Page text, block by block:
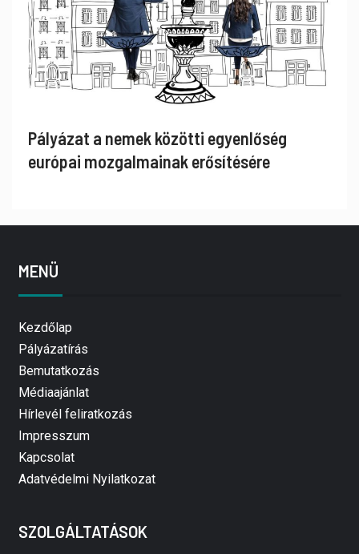
Pályázat a nemek közötti egyenlőség
európai mozgalmainak erősítésére
MENÜ
Kezdőlap
Pályázatírás
Bemutatkozás
Médiaajánlat
Hírlevél feliratkozás
Impresszum
Kapcsolat
Adatvédelmi Nyilatkozat
SZOLGÁLTATÁSOK